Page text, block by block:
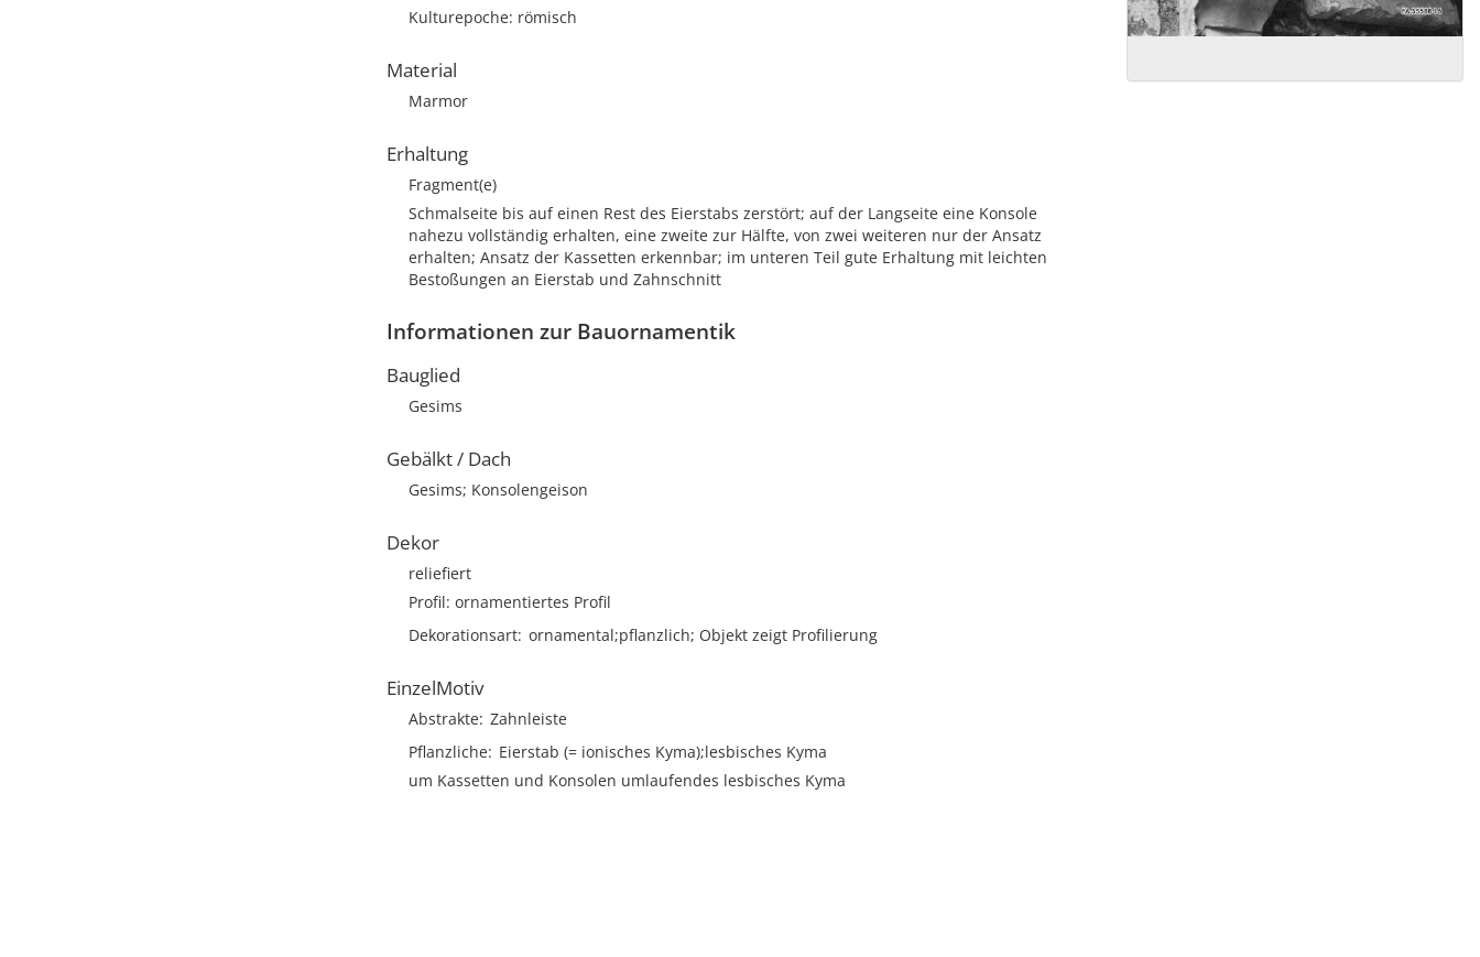
Kulturepoche: römisch
Material
Marmor
Erhaltung
Fragment(e)
Schmalseite bis auf einen Rest des Eierstabs zerstört; auf der Langseite eine Konsole
nahezu vollständig erhalten, eine zweite zur Hälfte, von zwei weiteren nur der Ansatz
erhalten; Ansatz der Kassetten erkennbar; im unteren Teil gute Erhaltung mit leichten
Bestoßungen an Eierstab und Zahnschnitt
Informationen zur Bauornamentik
Bauglied
Gesims
Gebälkt / Dach
Gesims; Konsolengeison
Dekor
reliefiert
Profil: ornamentiertes Profil
Dekorationsart ornamental;pflanzlich; Objekt zeigt Profilierung
EinzelMotiv
Abstrakte Zahnleiste
Pflanzliche Eierstab (= ionisches Kyma);lesbisches Kyma
um Kassetten und Konsolen umlaufendes lesbisches Kyma